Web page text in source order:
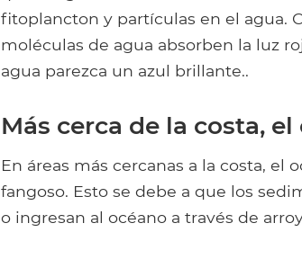
fitoplancton y partículas en el agua.
moléculas de agua absorben la luz
agua parezca un azul brillante..
Más cerca de la costa,
En áreas más cercanas a la costa,
fangoso. Esto se debe a que los
o ingresan al océano a través de